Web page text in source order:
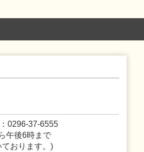
0296-37-6555
午後6時まで
おります。)